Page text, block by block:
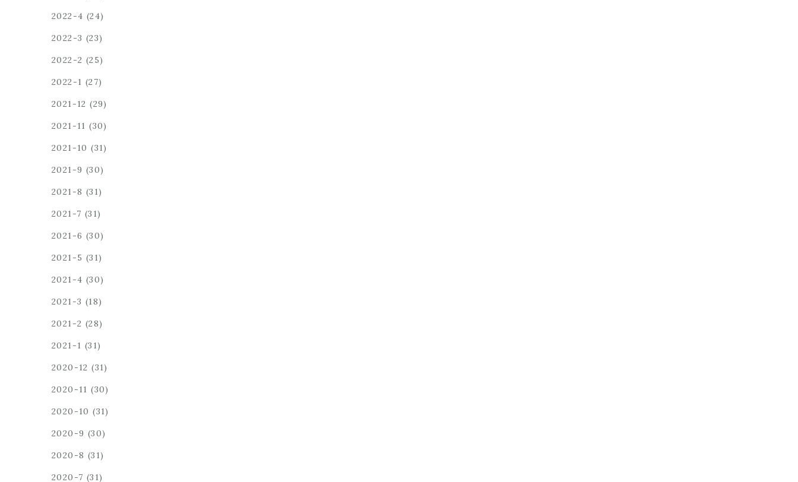
2022-4 (24)
2022-3 (23)
2022-2 (25)
2022-1 (27)
2021-12 (29)
2021-11 (30)
2021-10 (31)
2021-9 (30)
2021-8 (31)
2021-7 (31)
2021-6 (30)
2021-5 (31)
2021-4 (30)
2021-3 (18)
2021-2 (28)
2021-1 (31)
2020-12 (31)
2020-11 (30)
2020-10 (31)
2020-9 (30)
2020-8 (31)
2020-7 (31)